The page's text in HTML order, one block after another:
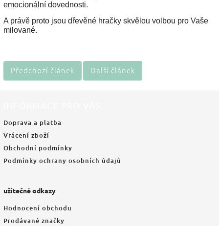
emocionální dovednosti.
A právě proto jsou dřevěné hračky skvělou volbou pro Vaše
milované.
Předchozí článek Další článek
Doprava a platba
Vrácení zboží
Obchodní podmínky
Podmínky ochrany osobních údajů
užitečné odkazy
Hodnocení obchodu
Prodávané značky